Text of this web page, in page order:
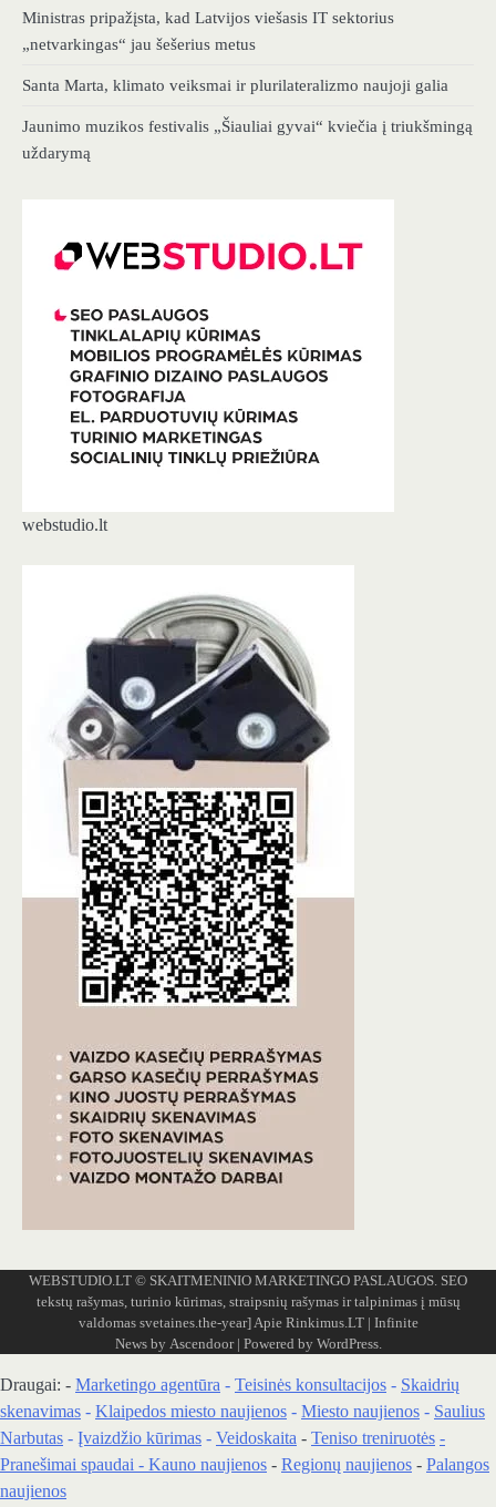
Ministras pripažįsta, kad Latvijos viešasis IT sektorius
„netvarkingas“ jau šešerius metus
Santa Marta, klimato veiksmai ir plurilateralizmo naujoji galia
Jaunimo muzikos festivalis „Šiauliai gyvai“ kviečia į triukšmingą
uždarymą
webstudio.lt
WEBSTUDIO.LT © SKAITMENINIO MARKETINGO PASLAUGOS. SEO
tekstų rašymas, turinio kūrimas, straipsnių rašymas ir talpinimas į mūsų
valdomas svetaines.the-year]Apie Rinkimus.LT| Infinite
News by Ascendoor| Powered by WordPress.
Draugai: - Marketingo agentūra - Teisinės konsultacijos - Skaidrių
skenavimas - Klaipedos miesto naujienos - Miesto naujienos - Saulius
Narbutas - Įvaizdžio kūrimas - Veidoskaita - Teniso treniruotės -
Pranešimai spaudai - Kauno naujienos - Regionų naujienos - Palangos
naujienos